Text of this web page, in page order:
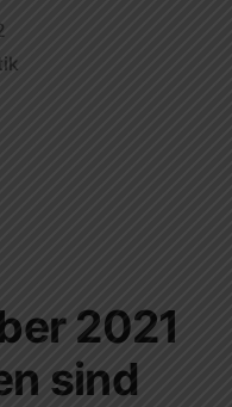
2021
sind